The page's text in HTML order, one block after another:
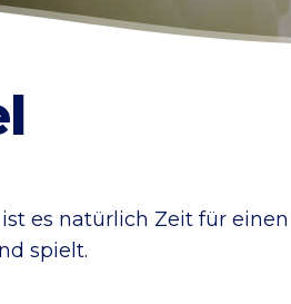
es natürlich Zeit für
spielt.